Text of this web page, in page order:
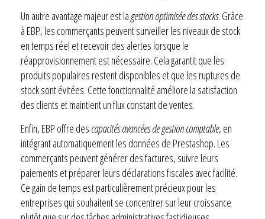
Un autre avantage majeur est la gestion optimisée des stocks. Grâce
à EBP, les commerçants peuvent surveiller les niveaux de stock
en temps réel et recevoir des alertes lorsque le
réapprovisionnement est nécessaire. Cela garantit que les
produits populaires restent disponibles et que les ruptures de
stock sont évitées. Cette fonctionnalité améliore la satisfaction
des clients et maintient un flux constant de ventes.
Enfin, EBP offre des capacités avancées de gestion comptable, en
intégrant automatiquement les données de Prestashop. Les
commerçants peuvent générer des factures, suivre leurs
paiements et préparer leurs déclarations fiscales avec facilité.
Ce gain de temps est particulièrement précieux pour les
entreprises qui souhaitent se concentrer sur leur croissance